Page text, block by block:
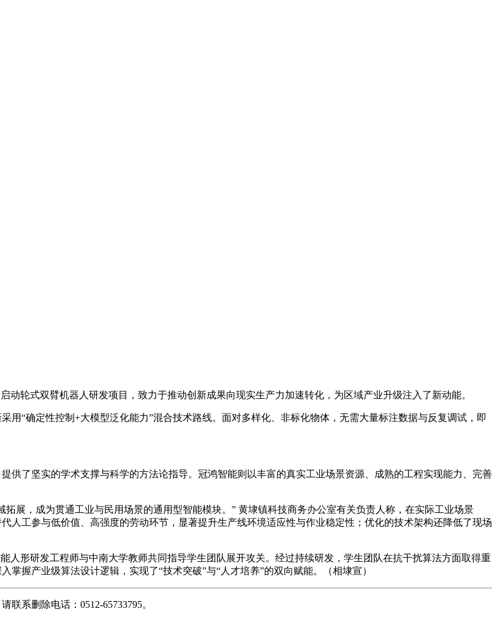
动轮式双臂机器人研发项目，致力于推动创新成果向现实生产力加速转化，为区域产业升级注入了新动能。
用“确定性控制+大模型泛化能力”混合技术路线。面对多样化、非标化物体，无需大量标注数据与反复调试，即
供了坚实的学术支撑与科学的方法论指导。冠鸿智能则以丰富的真实工业场景资源、成熟的工程实现能力、完善
展，成为贯通工业与民用场景的通用型智能模块。” 黄埭镇科技商务办公室有关负责人称，在实际工业场景
人工参与低价值、高强度的劳动环节，显著提升生产线环境适应性与作业稳定性；优化的技术架构还降低了现场
人形研发工程师与中南大学教师共同指导学生团队展开攻关。经过持续研发，学生团队在抗干扰算法方面取得重
握产业级算法设计逻辑，实现了“技术突破”与“人才培养”的双向赋能。
（相埭宣）
系删除电话：0512-65733795。